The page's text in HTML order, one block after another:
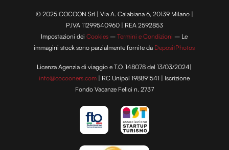
© 2025 COCOON Srl | Via A. Calabiana 6, 20139 Milano |
P.IVA 11299540960 | REA 2592853
Impostazioni deiCookies –Termini e Condizioni – Le
immagini stock sono parzialmente fornite da DepositPhotos
Licenza Agenzia di viaggio e T.O. 148078 del 13/03/2024|
info@cocooners.com | RC Unipol 198891541 | Iscrizione
Fondo Vacanze Felici n. 2737